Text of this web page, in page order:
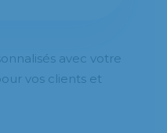
avec votre
vos clients et